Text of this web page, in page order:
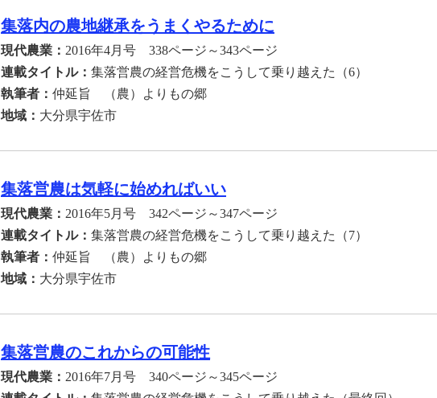
集落内の農地継承をうまくやるために
現代農業： 2016年4月号 338ページ～343ページ
連載タイトル： 集落営農の経営危機をこうして乗り越えた（6）
執筆者： 仲延旨 （農）よりもの郷
地域： 大分県宇佐市
集落営農は気軽に始めればいい
現代農業： 2016年5月号 342ページ～347ページ
連載タイトル： 集落営農の経営危機をこうして乗り越えた（7）
執筆者： 仲延旨 （農）よりもの郷
地域： 大分県宇佐市
集落営農のこれからの可能性
現代農業： 2016年7月号 340ページ～345ページ